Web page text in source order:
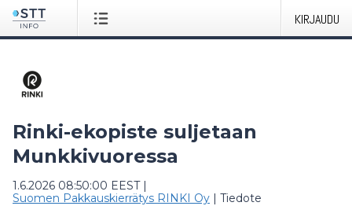
KIRJAUDU
Rinki-ekopiste suljetaan
Munkkivuoressa
1.6.2026 08:50:00 EEST|
Suomen Pakkauskierrätys RINKI Oy | Tiedote